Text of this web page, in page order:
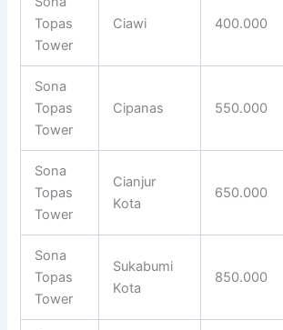
Topas
Tower
Ciawi 400.000
Sona
Topas
Tower
Cipanas 550.000
Sona
Topas
Tower
Cianjur
Kota
650.000
Sona
Topas
Tower
Sukabumi
Kota
850.000